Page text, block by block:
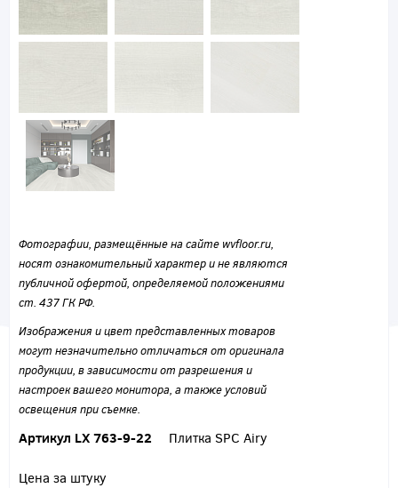
Фотографии, размещённые на сайте wvfloor.ru,
носят ознакомительный характер и не являются
публичной офертой, определяемой положениями
ст. 437 ГК РФ.
Изображения и цвет представленных товаров
могут незначительно отличаться от оригинала
продукции, в зависимости от разрешения и
настроек вашего монитора, а также условий
освещения при съемке.
Артикул LX 763-9-22 Плитка SPC Airy
Цена за штуку